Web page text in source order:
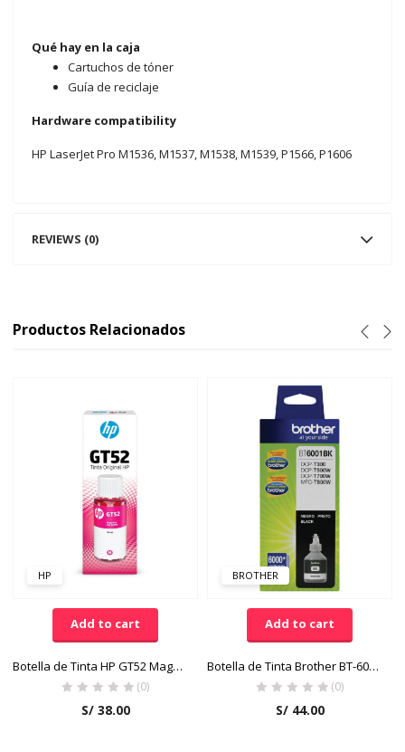
Qué hay en la caja
Cartuchos de tóner
Guía de reciclaje
Hardware compatibility
HP LaserJet Pro M1536, M1537, M1538, M1539, P1566, P1606
REVIEWS (0)
Productos Relacionados
HP
Add to cart
Botella de Tinta HP GT52 Magenta Original
(0)
S/38.00
BROTHER
Add to cart
Botella de Tinta Brother BT-6001BK Color Negro
(0)
S/44.00